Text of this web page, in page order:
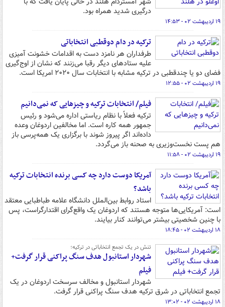
درگیری شدید همراه بود.
۱۹ اردیبهشت ۰۲ - ۱۴:۵۳
ترکیه در دام دوقطبی انتخاباتی
طرفداران هر نامزد دست به اقدامات خشونت آمیزی
علیه ستادهای دیگر رقبا می‌زنند که نشان از اوج‌گیری
فضای دو یا چندقطبی در ترکیه مشابه با انتخابات سال ۲۰۲۰ امریکا است.
۱۹ اردیبهشت ۰۲ - ۱۲:۵۵
فیلم/ انتخابات ترکیه و چیزهایی که نمی‌دانیم
ترکیه فعلاً با نظام ریاستی اداره می‌شود و رئیس
جمهور همه کاره است. اما مخالفین اردوغان وعده
داده‌اند اگر پیروز شوند با برگزاری یک همه‌پرسی باز
هم پست نخست‌وزیری به صحنه باز می‌گردد.
۱۹ اردیبهشت ۰۲ - ۱۱:۵۸
آمریکا دوست دارد چه کسی برنده انتخابات ترکیه
باشد؟
استاد روابط بین‌الملل دانشگاه علامه طباطبایی معتقد
است: آمریکایی‌ها متوجه هستند که اردوغان یک واقع‌گرای اقتدارگراست، پس
با چنین شخصیتی بیشتر می‌توانند کنار بیایند.
۱۸ اردیبهشت ۰۲ - ۱۸:۴۵
تنش در یک تجمع انتخاباتی در ترکیه؛
شهردار استانبول هدف سنگ پراکنی قرار گرفت+
فیلم
شهردار استانبول و مخالف سرسخت اردوغان در یک
تجمع انتخاباتی در شرق ترکیه هدف سنگ پراکنی قرار گرفت.
۱۸ اردیبهشت ۰۲ - ۱۳:۰۲